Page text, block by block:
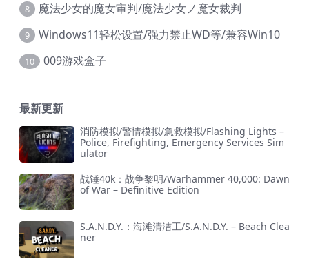
8 魔法少女的魔女审判/魔法少女ノ魔女裁判
9 Windows11轻松设置/强力禁止WD等/兼容Win10
10 009游戏盒子
最新更新
消防模拟/警情模拟/急救模拟/Flashing Lights –
Police, Firefighting, Emergency Services Sim
ulator
战锤40k：战争黎明/Warhammer 40,000: Dawn
of War – Definitive Edition
S.A.N.D.Y.：海滩清洁工/S.A.N.D.Y. – Beach Clea
ner